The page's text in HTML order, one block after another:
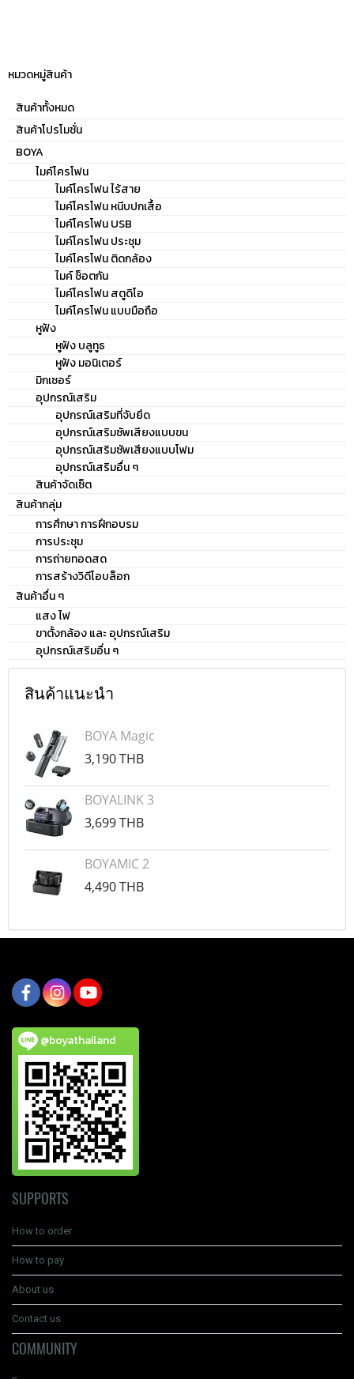
สัญญาณความถี่ UHF 48 ช่อง
ทางไกลสุดได้ถึง 300 เมตร (ไม่มี
สิ่งกีดขวาง) มีระบบตัดเสียง
รบกวนทำให้เสียงที่บันทึกมีความ
คมชัดมากยิ่งขึ้น ตัวรับสามารถนำ
ไปติดกับหัวกล้องได้มี Hot Shoe
อแดปเตอร์ มีสาย Stereo mini
plug มาให้เสียบใช้งานได้เลยหรือ
ถ้าจะต้องต่อกับช่อง XLR ก็มีสาย
แถมมาให้อีก 1 เส้น สามารถปรับ
ระดับเสียงหนัก-เบา มีช่องสำหรับ
เสียบหูฟังเช็คเสียงได้ และยังใช้
งานง่ายด้วยจอแสดงผล LCD ตัว
ส่งมีช่องเสียบไมโครโฟนแบบ
แจ็คล็อคไม่มีหลุดแม้ถูกกระชาก
หัวไมโครโฟนรับเสียงแบบรอบ
ทิศทาง ใช้แบตเตอร์รี่แบบ AA
หมวดหมู่สินค้า
สินค้าทั้งหมด
สินค้าโปรโมชั่น
BOYA
ไมค์โครโฟน
ไมค์โครโฟน ไร้สาย
ไมค์โครโฟน หนีบปกเสื้อ
ไมค์โครโฟน USB
ไมค์โครโฟน ประชุม
ไมค์โครโฟน ติดกล้อง
ไมค์ ช็อตกัน
ไมค์โครโฟน สตูดิโอ
ไมค์โครโฟน แบบมือถือ
หูฟัง
หูฟัง บลูทูธ
หูฟัง มอนิเตอร์
มิกเซอร์
อุปกรณ์เสริม
อุปกรณ์เสริมที่จับยึด
อุปกรณ์เสริมซัพเสียงแบบขน
อุปกรณ์เสริมซัพเสียงแบบโฟม
อุปกรณ์เสริมอื่น ๆ
สินค้าจัดเซ็ต
สินค้ากลุ่ม
การศึกษา การฝึกอบรม
การประชุม
การถ่ายทอดสด
การสร้างวิดีโอบล็อก
สินค้าอื่น ๆ
แสง ไฟ
ขาตั้งกล้อง และ อุปกรณ์เสริม
อุปกรณ์เสริมอื่น ๆ
สินค้าแนะนำ
BOYA Magic
3,190 THB
BOYALINK 3
3,699 THB
BOYAMIC 2
4,490 THB
@boyathailand
SUPPORTS
How to order
How to pay
About us
Contact us
COMMUNITY